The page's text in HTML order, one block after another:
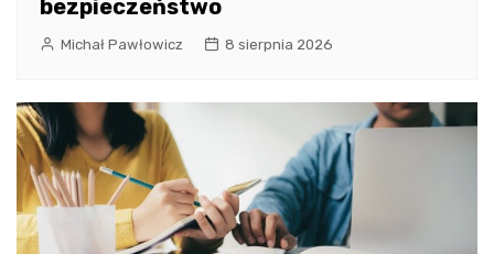
bezpieczeństwo
Michał Pawłowicz 8 sierpnia 2026